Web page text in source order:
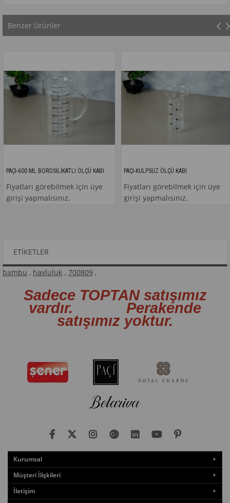
Benzer Ürünler
ML BOROSİLİKATLI ÖLÇÜ KABI
görebilmek için üye
yapmalısınız.
PAÇİ-KULPSUZ ÖLÇÜ KABI
Fiyatları görebilmek için üye
girişi yapmalısınız.
ETIKETLER
bambu , havluluk , 700809 ,
Sadece TOPTAN satışımız
vardır. Perakende
satışımız yoktur.
Kurumsal
Müşteri İlişkileri
İletişim